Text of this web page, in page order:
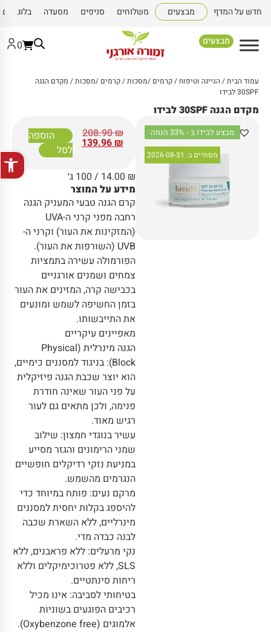
פתח
חדש על המדף מבצעים משלוחים סניפים מסעדה בלוג
מבצעים 0
עמוד הבית/הגיינה וטיפוח /קרמים /מסכות/קרמים /מסכות/ מקדם הגנה
30SPF לבידו
מקדם הגנה 30SPF לבידו
מבצע לבידו ב - 33% הנחה
מסתיים ב: 2026-08-31
208.90₪
139.96₪
הוספה
לסל
14.00 ₪
/ 100 ג׳
מידע על המוצר
קרם הגנה טבעי המעניק הגנה
רחבה מפני קרני ה-UVA
(המזקינות את העור) וקרני ה-
UVB (השורפות את העור).
הפורמולה עשירה בתמציות
צמחים ושמנים אורגניים
בכבישה קרה, המזינים את העור
בזמן החשיפה לשמש ומונעים
את התייבשותו.
מאפיינים עיקריים
הגנה מינרלית (Physical
Block): בניגוד למסננים כימיים,
הוא יוצר שכבת הגנה פיזיקלית
על פני העור שאינה חודרת
פנימה, ולכן מתאים גם לעור
רגיש מאוד.
עשיר בנוגדי חמצון: שילוב
שמני הרימונים והגזר מסייע
במניעת נזקי רדיקלים חופשיים
הנגרמים מהשמש.
מרקם נעים: פותח במיוחד כדי
להיספג בקלות יחסית למסננים
מינרליים, ללא השארת שכבה
לבנה כבדה מדי.
נקי מרעלים: ללא פראבנים, ללא
SLS, ללא פטרוכימיקלים וללא
ריחות סינתטיים.
בטיחותי לסביבה: אינו מכיל
רכיבים הפוגעים בשוניות
אלמוגים (Oxybenzone free).